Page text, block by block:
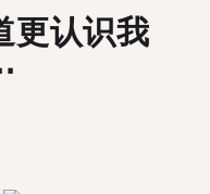
更认识我